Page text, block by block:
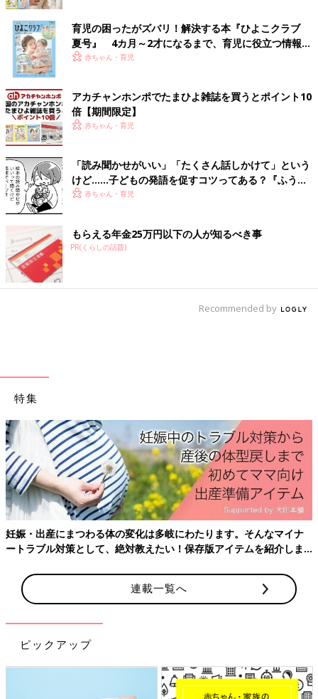
育児の困ったがズバリ！解決する本『ひよこクラブ
夏号』 4カ月～2才になるまで、育児に役立つ情報が
いっぱい！
赤ちゃん・育児
アカチャンホンポでたまひよ雑誌を買うとポイント10
倍【期間限定】
赤ちゃん・育児
「読み聞かせがいい」「たくさん話しかけて」という
けど……子どもの発語を促すコツってある？『ふうふ
う子育て ＃64』
赤ちゃん・育児
もらえる年金25万円以下の人が知るべき事
PR(くらしの話題)
Recommended by
特集
妊娠・出産にまつわる体の変化は多岐にわたります。そんなマイナ
ートラブル対策として、絶対教えたい！保存版アイテムを紹介しま
連載一覧へ
ピックアップ